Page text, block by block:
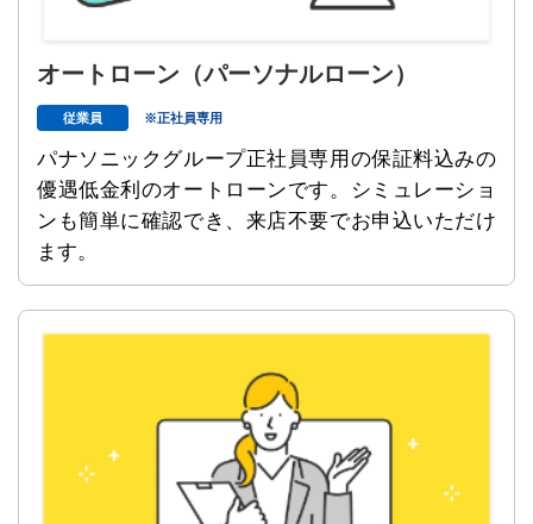
オートローン （パーソナルローン）
従業員 ※正社員専用
パナソニックグループ正社員専用の保証料込みの
優遇低金利のオートローンです。シミュレーショ
ンも簡単に確認でき、来店不要でお申込いただけ
ます。